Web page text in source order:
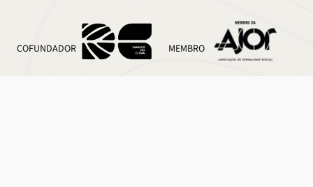
COFUNDADOR MEMBRO